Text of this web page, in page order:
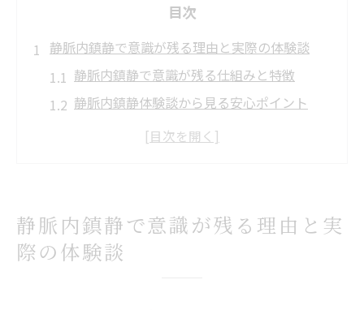
目次
静脈内鎮静で意識が残る理由と実際の体験談
静脈内鎮静で意識が残る仕組みと特徴
静脈内鎮静体験談から見る安心ポイント
静脈内鎮静法の実際の感じ方と患者の声
ウトウト感が特徴の静脈内鎮静とは何か
静脈内鎮静のウトウト感とリラックス効果
静脈内鎮静で感じるウトウト状態の実際
静脈内鎮静で意識が残る理由と実
際の体験談